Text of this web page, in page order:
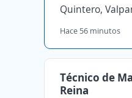
Quintero,
Hace 56 minutos
Técnico de
Reina